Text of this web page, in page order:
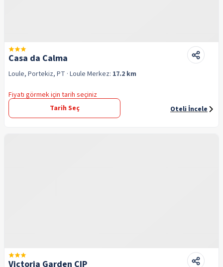
Casa da Calma
Loule, Portekiz, PT · Loule Merkez: 17.2 km
Fiyatı görmek için tarih seçiniz
Tarih Seç
Oteli İncele
Victoria Garden CIP